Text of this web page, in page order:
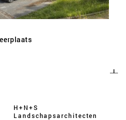
H+N+S
Landschaps­architecten